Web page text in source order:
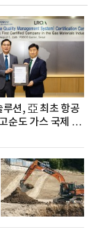
션, 亞 최초 항공
순도 가스 국제 인